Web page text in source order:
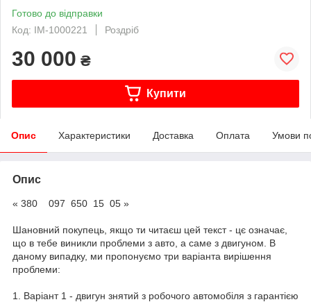
Готово до відправки
Код: IM-1000221
Роздріб
30 000 ₴
Купити
Опис Характеристики Доставка Оплата Умови
Опис
« 380 097 650 15 05 »
Шановний покупець, якщо ти читаєш цей текст - цє означає,
що в тебе виникли проблеми з авто, а саме з двигуном. В
даному випадку, ми пропонуємо три варіанта вирішення
проблеми:
1. Варіант 1 - двигун знятий з робочого автомобіля з гарантією